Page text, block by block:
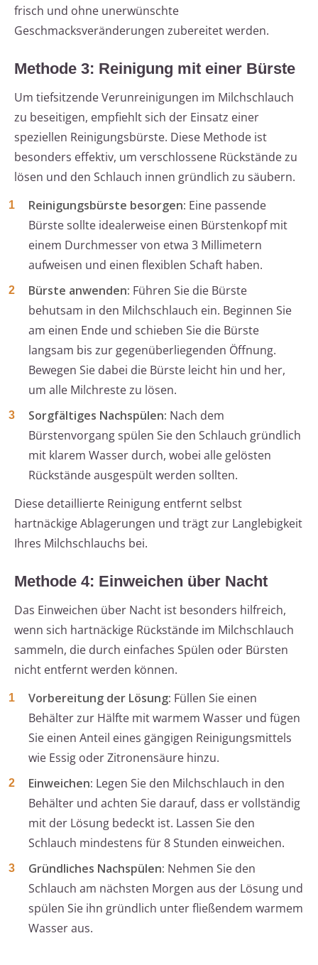
frisch und ohne unerwünschte
Geschmacksveränderungen zubereitet werden.
Methode 3: Reinigung mit einer Bürste
Um tiefsitzende Verunreinigungen im Milchschlauch
zu beseitigen, empfiehlt sich der Einsatz einer
speziellen Reinigungsbürste. Diese Methode ist
besonders effektiv, um verschlossene Rückstände zu
lösen und den Schlauch innen gründlich zu säubern.
Reinigungsbürste besorgen: Eine passende
Bürste sollte idealerweise einen Bürstenkopf mit
einem Durchmesser von etwa 3 Millimetern
aufweisen und einen flexiblen Schaft haben.
Bürste anwenden: Führen Sie die Bürste
behutsam in den Milchschlauch ein. Beginnen Sie
am einen Ende und schieben Sie die Bürste
langsam bis zur gegenüberliegenden Öffnung.
Bewegen Sie dabei die Bürste leicht hin und her,
um alle Milchreste zu lösen.
Sorgfältiges Nachspülen: Nach dem
Bürstenvorgang spülen Sie den Schlauch gründlich
mit klarem Wasser durch, wobei alle gelösten
Rückstände ausgespült werden sollten.
Diese detaillierte Reinigung entfernt selbst
hartnäckige Ablagerungen und trägt zur Langlebigkeit
Ihres Milchschlauchs bei.
Methode 4: Einweichen über Nacht
Das Einweichen über Nacht ist besonders hilfreich,
wenn sich hartnäckige Rückstände im Milchschlauch
sammeln, die durch einfaches Spülen oder Bürsten
nicht entfernt werden können.
Vorbereitung der Lösung: Füllen Sie einen
Behälter zur Hälfte mit warmem Wasser und fügen
Sie einen Anteil eines gängigen Reinigungsmittels
wie Essig oder Zitronensäure hinzu.
Einweichen: Legen Sie den Milchschlauch in den
Behälter und achten Sie darauf, dass er vollständig
mit der Lösung bedeckt ist. Lassen Sie den
Schlauch mindestens für 8 Stunden einweichen.
Gründliches Nachspülen: Nehmen Sie den
Schlauch am nächsten Morgen aus der Lösung und
spülen Sie ihn gründlich unter fließendem warmem
Wasser aus.